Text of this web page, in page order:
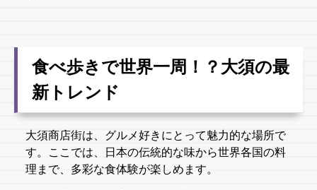
食べ歩きで世界一周！？大須の最
新トレンド
大須商店街は、グルメ好きにとって魅力的な場所で
す。ここでは、日本の伝統的な味から世界各国の料
理まで、多彩な食体験が楽しめます。